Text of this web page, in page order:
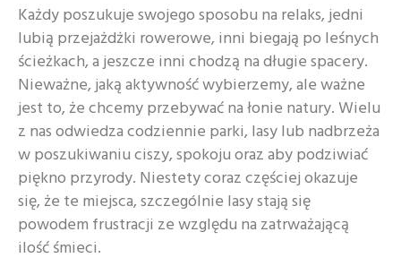
Każdy poszukuje swojego sposobu na relaks, jedni
lubią przejażdżki rowerowe, inni biegają po leśnych
ścieżkach, a jeszcze inni chodzą na długie spacery.
Nieważne, jaką aktywność wybierzemy, ale ważne
jest to, że chcemy przebywać na łonie natury. Wielu
z nas odwiedza codziennie parki, lasy lub nadbrzeża
w poszukiwaniu ciszy, spokoju oraz aby podziwiać
piękno przyrody. Niestety coraz częściej okazuje
się, że te miejsca, szczególnie lasy stają się
powodem frustracji ze względu na zatrważającą
ilość śmieci.